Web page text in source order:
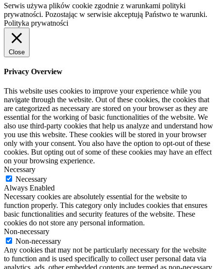
Serwis używa plików cookie zgodnie z warunkami polityki
prywatności. Pozostając w serwisie akceptują Państwo te warunki.
Polityka prywatności
Close
Privacy Overview
This website uses cookies to improve your experience while you
navigate through the website. Out of these cookies, the cookies that
are categorized as necessary are stored on your browser as they are
essential for the working of basic functionalities of the website. We
also use third-party cookies that help us analyze and understand how
you use this website. These cookies will be stored in your browser
only with your consent. You also have the option to opt-out of these
cookies. But opting out of some of these cookies may have an effect
on your browsing experience.
Necessary
Necessary
Always Enabled
Necessary cookies are absolutely essential for the website to
function properly. This category only includes cookies that ensures
basic functionalities and security features of the website. These
cookies do not store any personal information.
Non-necessary
Non-necessary
Any cookies that may not be particularly necessary for the website
to function and is used specifically to collect user personal data via
analytics, ads, other embedded contents are termed as non-necessary